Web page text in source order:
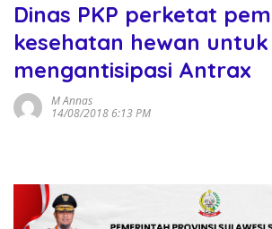
Dinas PKP perketat
kesehatan hewan untuk
mengantisipasi Antrax
M Annas
14/08/2018 6:13 PM